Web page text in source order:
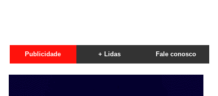
Publicidade + Lidas Fale conosco